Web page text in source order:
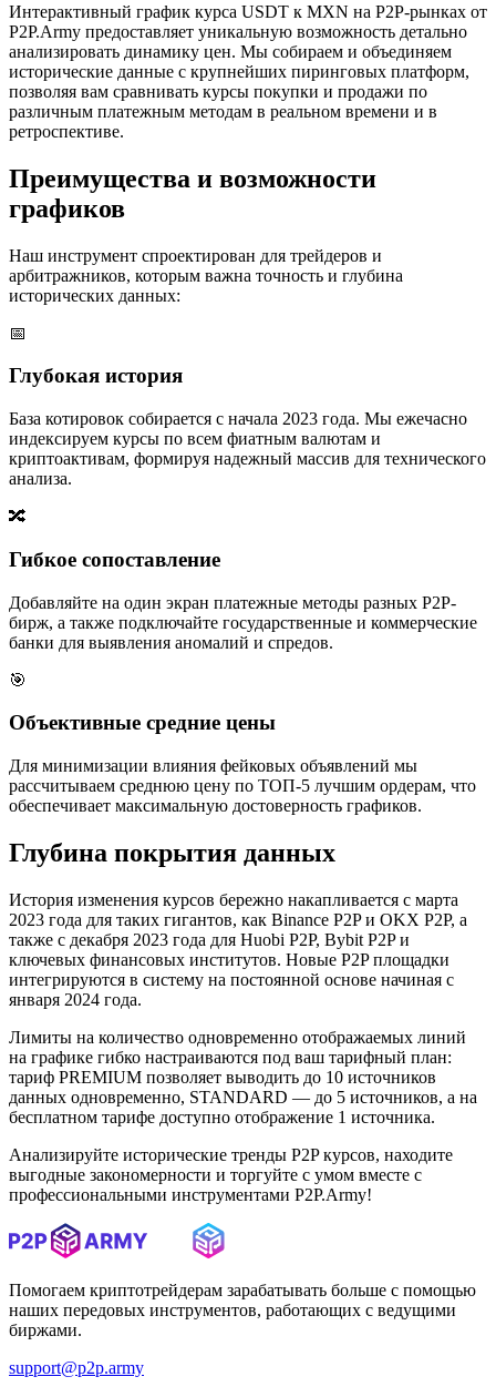
Интерактивный график курса USDT к MXN на P2P-рынках от
P2P.Army предоставляет уникальную возможность детально
анализировать динамику цен. Мы собираем и объединяем
исторические данные с крупнейших пиринговых платформ,
позволяя вам сравнивать курсы покупки и продажи по
различным платежным методам в реальном времени и в
ретроспективе.
Преимущества и возможности
графиков
Наш инструмент спроектирован для трейдеров и
арбитражников, которым важна точность и глубина
исторических данных:
📅
Глубокая история
База котировок собирается с начала 2023 года. Мы ежечасно
индексируем курсы по всем фиатным валютам и
криптоактивам, формируя надежный массив для технического
анализа.
🔀
Гибкое сопоставление
Добавляйте на один экран платежные методы разных P2P-
бирж, а также подключайте государственные и коммерческие
банки для выявления аномалий и спредов.
🎯
Объективные средние цены
Для минимизации влияния фейковых объявлений мы
рассчитываем среднюю цену по ТОП-5 лучшим ордерам, что
обеспечивает максимальную достоверность графиков.
Глубина покрытия данных
История изменения курсов бережно накапливается с марта
2023 года для таких гигантов, как Binance P2P и OKX P2P, а
также с декабря 2023 года для Huobi P2P, Bybit P2P и
ключевых финансовых институтов. Новые P2P площадки
интегрируются в систему на постоянной основе начиная с
января 2024 года.
Лимиты на количество одновременно отображаемых линий
на графике гибко настраиваются под ваш тарифный план:
тариф PREMIUM позволяет выводить до 10 источников
данных одновременно, STANDARD — до 5 источников, а на
бесплатном тарифе доступно отображение 1 источника.
Анализируйте исторические тренды P2P курсов, находите
выгодные закономерности и торгуйте с умом вместе с
профессиональными инструментами P2P.Army!
Помогаем криптотрейдерам зарабатывать больше с помощью
наших передовых инструментов, работающих с ведущими
биржами.
support@p2p.army